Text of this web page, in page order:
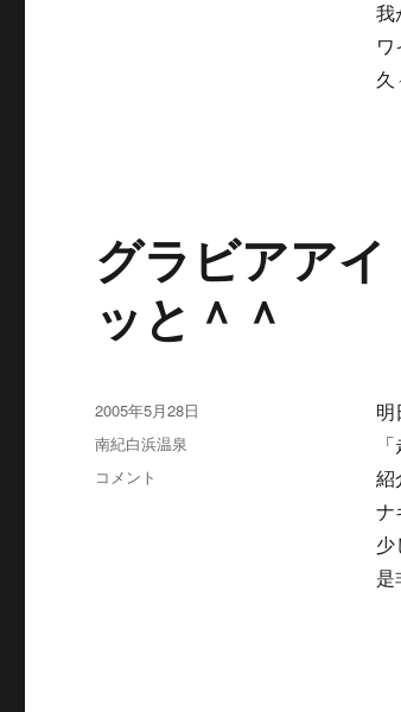
我
ワ
久
グラビアア
ッと＾＾
明
紹
ナ
少
是
投
稿
日:
2005年5月28日
カ
ゴ
南紀白浜温泉
グ
コメント